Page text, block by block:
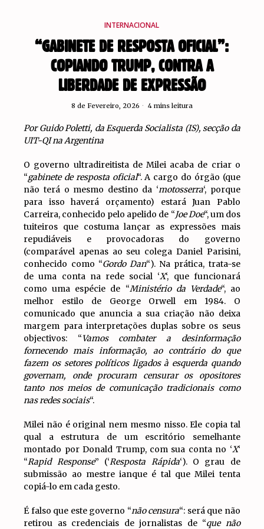
INTERNACIONAL
“GABINETE DE RESPOSTA OFICIAL”:
COPIANDO TRUMP, CONTRA A
LIBERDADE DE EXPRESSÃO
8 de Fevereiro, 2026 4 mins leitura
Por Guido Poletti, da Esquerda Socialista (IS), secção da
UIT-QI na Argentina
O governo ultradireitista de Milei acaba de criar o
“gabinete de resposta oficial“. A cargo do órgão (que
não terá o mesmo destino da ‘motosserra‘, porque
para isso haverá orçamento) estará Juan Pablo
Carreira, conhecido pelo apelido de “Joe Doe“, um dos
tuiteiros que costuma lançar as expressões mais
repudiáveis e provocadoras do governo
(comparável apenas ao seu colega Daniel Parisini,
conhecido como “Gordo Dan“). Na prática, trata-se
de uma conta na rede social ‘X‘, que funcionará
como uma espécie de “Ministério da Verdade“, ao
melhor estilo de George Orwell em 1984. O
comunicado que anuncia a sua criação não deixa
margem para interpretações duplas sobre os seus
objectivos: “Vamos combater a desinformação
fornecendo mais informação, ao contrário do que
fazem os setores políticos ligados à esquerda quando
governam, onde procuram censurar os opositores
tanto nos meios de comunicação tradicionais como
nas redes sociais“.
Milei não é original nem mesmo nisso. Ele copia tal
qual a estrutura de um escritório semelhante
montado por Donald Trump, com sua conta no ‘X‘
“Rapid Response” (‘Resposta Rápida‘). O grau de
submissão ao mestre ianque é tal que Milei tenta
copiá-lo em cada gesto.
É falso que este governo “não censura“: será que não
retirou as credenciais de jornalistas de “que não